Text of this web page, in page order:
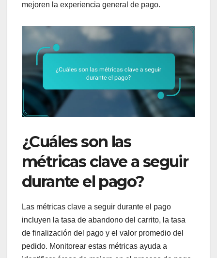
mejoren la experiencia general de pago.
¿Cuáles son las
métricas clave a seguir
durante el pago?
Las métricas clave a seguir durante el pago
incluyen la tasa de abandono del carrito, la tasa
de finalización del pago y el valor promedio del
pedido. Monitorear estas métricas ayuda a